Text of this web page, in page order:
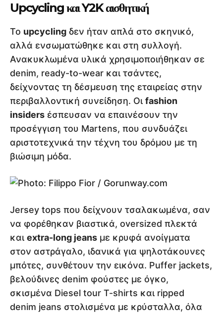
Upcycling και Y2K αισθητική
Το upcycling δεν ήταν απλά στο σκηνικό,
αλλά ενσωματώθηκε και στη συλλογή.
Ανακυκλωμένα υλικά χρησιμοποιήθηκαν σε
denim, ready-to-wear και τσάντες,
δείχνοντας τη δέσμευση της εταιρείας στην
περιβαλλοντική συνείδηση. Οι fashion
insiders έσπευσαν να επαινέσουν την
προσέγγιση του Martens, που συνδυάζει
αριστοτεχνικά την τέχνη του δρόμου με τη
βιώσιμη μόδα.
Jersey tops που δείχνουν τσαλακωμένα, σαν
να φορέθηκαν βιαστικά, oversized πλεκτά
και extra-long jeans με κρυφά ανοίγματα
στον αστράγαλο, ιδανικά για ψηλοτάκουνες
μπότες, συνθέτουν την εικόνα. Puffer jackets,
βελούδινες denim φούστες με όγκο,
σκισμένα Diesel tour T-shirts και ripped
denim jeans στολισμένα με κρύσταλλα, όλα